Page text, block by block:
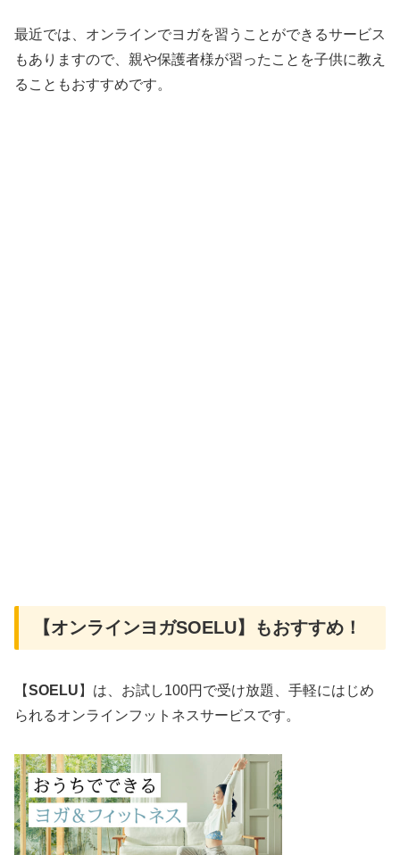
最近では、オンラインでヨガを習うことができるサービス
もありますので、親や保護者様が習ったことを子供に教え
ることもおすすめです。
【オンラインヨガSOELU】もおすすめ！
【SOELU 】は、お試し100円で受け放題、手軽にはじめ
られるオンラインフットネスサービスです。